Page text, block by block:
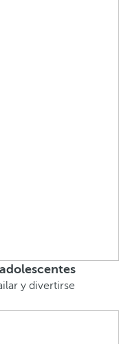
y divertirse